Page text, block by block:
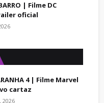
| Filme DC
oficial
4 | Filme Marvel
cartaz
2026